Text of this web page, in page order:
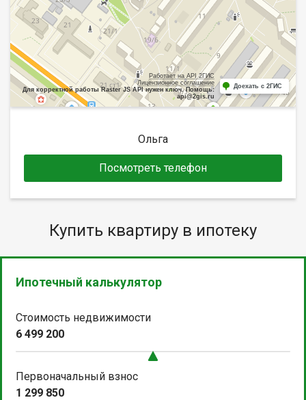
Работает на API 2ГИС
Лицензионное соглашение
Для корректной работы Raster JS API нужен ключ. Помощь:
api@2gis.ru
Доехать с 2ГИС
Ольга
Посмотреть телефон
Купить квартиру в ипотеку
Ипотечный калькулятор
Стоимость недвижимости
6 499 200
Первоначальный взнос
1 299 850